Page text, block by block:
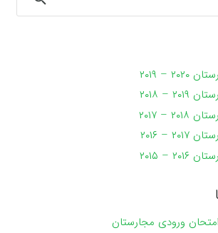
– ۲۰۱۹
– ۲۰۱۸
– ۲۰۱۷
– ۲۰۱۶
– ۲۰۱۵
ورودی مجارستان